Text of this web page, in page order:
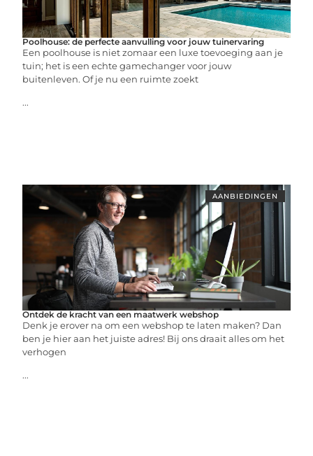
Poolhouse: de perfecte aanvulling voor jouw tuinervaring
Een poolhouse is niet zomaar een luxe toevoeging aan je
tuin; het is een echte gamechanger voor jouw
buitenleven. Of je nu een ruimte zoekt
...
AANBIEDINGEN
Ontdek de kracht van een maatwerk webshop
Denk je erover na om een webshop te laten maken? Dan
ben je hier aan het juiste adres! Bij ons draait alles om het
verhogen
...